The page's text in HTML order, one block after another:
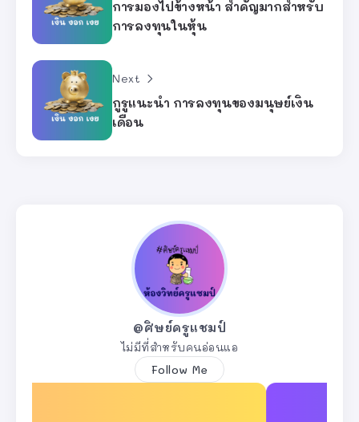
การมองไปข้างหน้า สำคัญมากสำหรับ
การลงทุนในหุ้น
Next
กูรูแนะนำ การลงทุนของมนุษย์เงิน
เดือน
@ศิษย์ครูแชมป์
ไม่มีที่สำหรับคนอ่อนแอ
Follow Me